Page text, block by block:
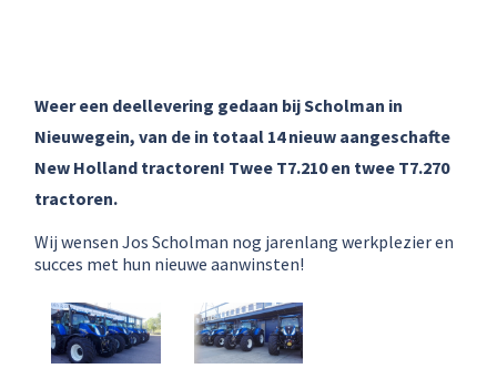
Weer een deellevering gedaan bij Scholman in
Nieuwegein, van de in totaal 14 nieuw aangeschafte
New Holland tractoren! Twee T7.210 en twee T7.270
tractoren.
Wij wensen Jos Scholman nog jarenlang werkplezier en
succes met hun nieuwe aanwinsten!